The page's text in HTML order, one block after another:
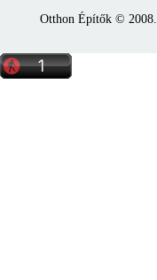
Otthon Építők © 2008.